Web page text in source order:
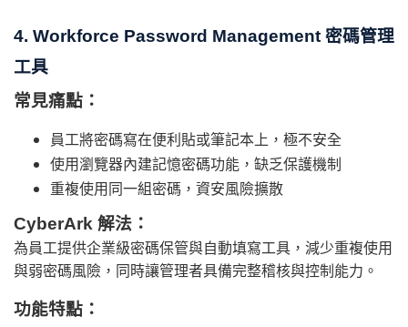
4. Workforce Password Management 密碼管理
工具
常見痛點：
員工將密碼寫在便利貼或筆記本上，極不安全
使用瀏覽器內建記憶密碼功能，缺乏保護機制
重複使用同一組密碼，資安風險擴散
CyberArk 解法：
為員工提供企業級密碼保管與自動填寫工具，減少重複使用
與弱密碼風險，同時讓管理者具備完整稽核與控制能力。
功能特點：